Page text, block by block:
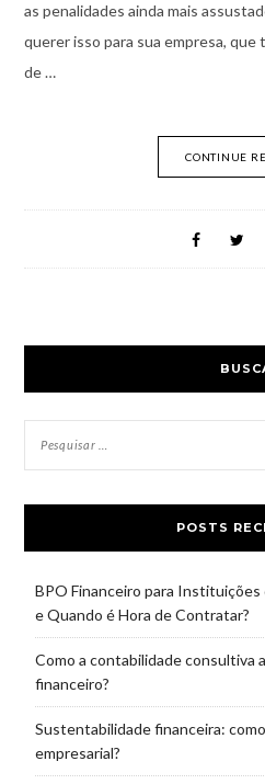
as penalidades ainda mais
querer isso para sua empresa,
de …
CONTINUE
POSTS
BPO Financeiro para Instituições
e Quando é Hora de Contratar?
Como a contabilidade consultiva
financeiro?
Sustentabilidade financeira:
empresarial?